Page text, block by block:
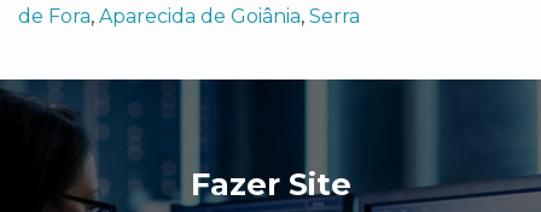
de Fora, Aparecida de Goiânia, Serra
Fazer Site